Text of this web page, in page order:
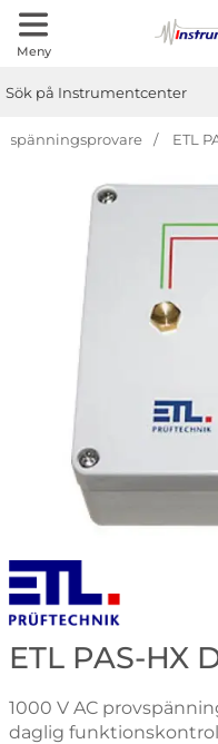
Meny
ETL
Gå till varumärkessidan
ETL PAS-HX
1000 V AC
daglig